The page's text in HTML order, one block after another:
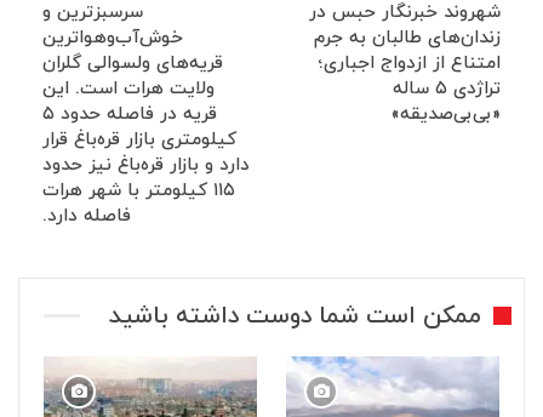
شهروند خبرنگار حبس در
زندان‌های طالبان به جرم
امتناع از ازدواج اجباری؛
تراژدی ۵ ساله
«بی‌بی‌صدیقه»
سرسبزترین و
خوش‌آب‌وهواترین
قریه‌های ولسوالی گلران
ولایت هرات است. این
قریه در فاصله حدود ۵
کیلومتری بازار قره‌باغ قرار
دارد و بازار قره‌باغ نیز حدود
۱۱۵ کیلومتر با شهر هرات
فاصله دارد.
ممکن است شما دوست داشته باشید